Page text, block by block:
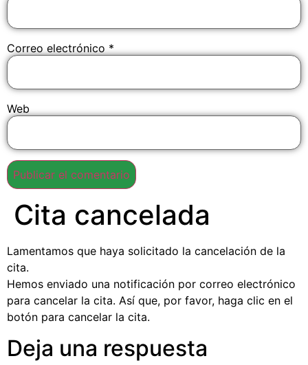
Correo electrónico *
Web
Cita cancelada
Lamentamos que haya solicitado la cancelación de la
cita.
Hemos enviado una notificación por correo electrónico
para cancelar la cita. Así que, por favor, haga clic en el
botón para cancelar la cita.
Deja una respuesta